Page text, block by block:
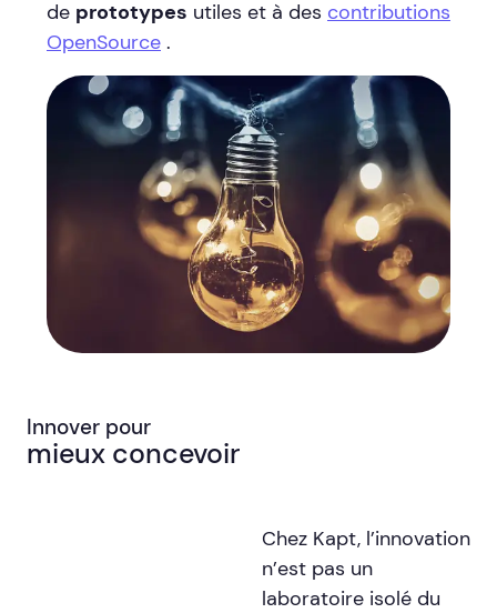
de prototypes utiles et à des contributions
OpenSource .
Innover pour
mieux concevoir
Chez Kapt, l’innovation
n’est pas un
laboratoire isolé du